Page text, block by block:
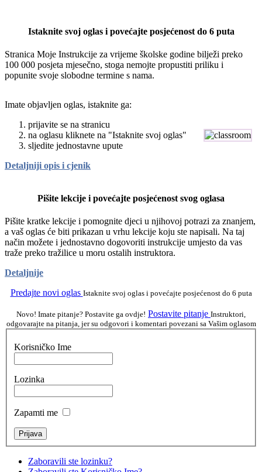
Istaknite svoj oglas i povećajte posjećenost do 6 puta
Stranica Moje Instrukcije za vrijeme školske godine bilježi preko
100 000 posjeta mjesečno, stoga nemojte propustiti priliku i
popunite svoje slobodne termine s nama.
Imate objavljen oglas, istaknite ga:
prijavite se na stranicu
na oglasu kliknete na "Istaknite svoj oglas"
sljedite jednostavne upute
Detaljniji opis i cjenik
Pišite lekcije i povećajte posjećenost svog oglasa
Pišite kratke lekcije i pomognite djeci u njihovoj potrazi za znanjem,
a vaš oglas će biti prikazan u vrhu lekcije koju ste napisali. Na taj
način možete i jednostavno dogovoriti instrukcije umjesto da vas
traže preko tražilice u moru ostalih instruktora.
Detaljnije
Predajte novi oglas Istaknite svoj oglas i povećajte posjećenost do 6 puta
Novo! Imate pitanje? Postavite ga ovdje! Postavite pitanje Instruktori,
odgovarajte na pitanja, jer su odgovori i komentari povezani sa Vašim oglasom
Korisničko Ime
Lozinka
Zapamti me
Zaboravili ste lozinku?